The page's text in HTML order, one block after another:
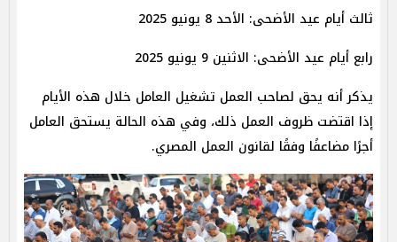
ثالث أيام عيد الأضحى: الأحد 8 يونيو 2025
رابع أيام عيد الأضحى: الاثنين 9 يونيو 2025
يذكر أنه يحق لصاحب العمل تشغيل العامل خلال هذه الأيام
إذا اقتضت ظروف العمل ذلك، وفي هذه الحالة يستحق العامل
أجرًا مضاعفًا وفقًا لقانون العمل المصري.